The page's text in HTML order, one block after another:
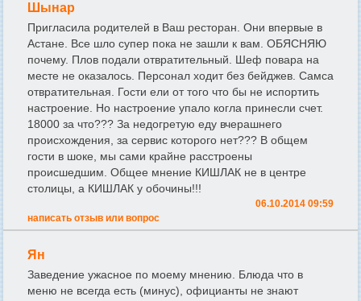
Шынар
Пригласила родителей в Ваш ресторан. Они впервые в
Астане. Все шло супер пока не зашли к вам. ОБЯСНЯЮ
почему. Плов подали отвратительный. Шеф повара на
месте не оказалось. Персонал ходит без бейджев. Самса
отвратительная. Гости ели от того что бы не испортить
настроение. Но настроение упало когла принесли счет.
18000 за что??? За недогретую еду вчерашнего
происхождения, за сервис которого нет??? В общем
гости в шоке, мы сами крайне расстроены
происшедшим. Общее мнение КИШЛАК не в центре
столицы, а КИШЛАК у обочины!!!
06.10.2014 09:59
написать отзыв или вопрос
Ян
Заведение ужасное по моему мнению. Блюда что в
меню не всегда есть (минус), официанты не знают